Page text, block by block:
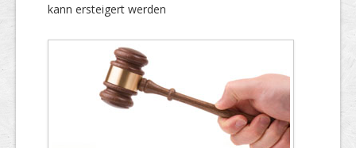
kann ersteigert werden